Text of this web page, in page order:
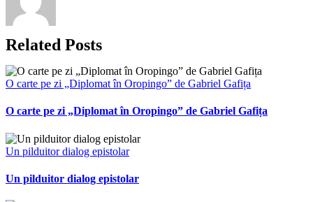
Related Posts
O carte pe zi „Diplomat în Oropingo” de Gabriel Gafița
O carte pe zi „Diplomat în Oropingo” de Gabriel Gafița
Un pilduitor dialog epistolar
Un pilduitor dialog epistolar